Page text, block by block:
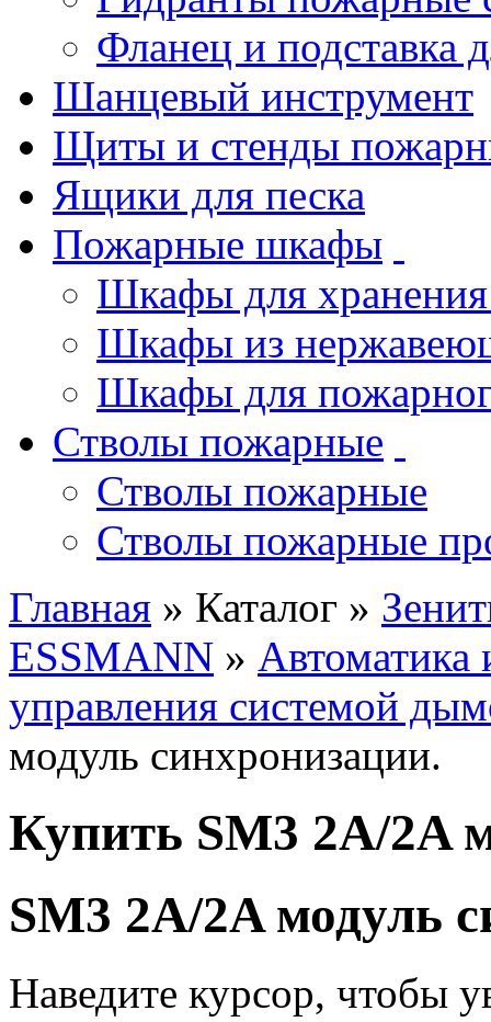
Фланец и подставка
Шанцевый инструмент
Щиты и стенды
Ящики для песка
Пожарные шкафы
Шкафы для хранения
Шкафы из
Шкафы для
Стволы пожарные
Стволы пожарные
Стволы пожарные
Главная » Каталог »
ESSMANN » Автоматика
управления системой
модуль синхронизации.
Купить SM3 2A/2A
SM3 2A/2A модуль
Наведите курсор, чтобы